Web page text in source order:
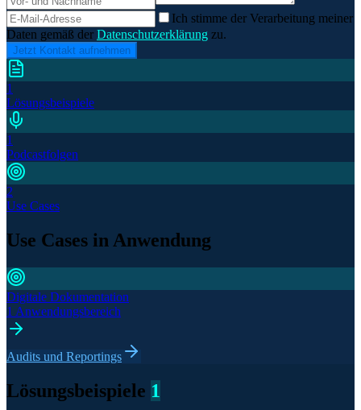
Ich stimme der Verarbeitung meiner
Daten gemäß der Datenschutzerklärung zu.
Jetzt Kontakt aufnehmen
1
Lösungsbeispiele
1
Podcastfolgen
2
Use Cases
Use Cases in Anwendung
Digitale Dokumentation
1 Anwendungsbereich
Audits und Reportings
Lösungsbeispiele 1